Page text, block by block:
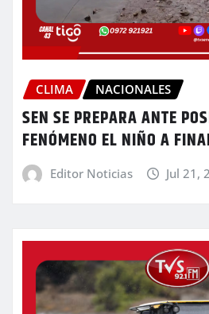
CLIMA NACIONALES
SEN SE PREPARA ANTE
FENÓMENO EL NIÑO A
Editor Noticias Jul 21,